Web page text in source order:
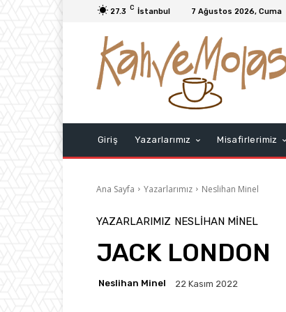
27.3 C İstanbul 7 Ağustos 2026, Cuma
Giriş Yazarlarımız Misafirlerimiz
Ana Sayfa Yazarlarımız Neslihan Minel
YAZARLARIMIZ NESLIHAN MINEL
JACK LONDON
Neslihan Minel 22 Kasım 2022